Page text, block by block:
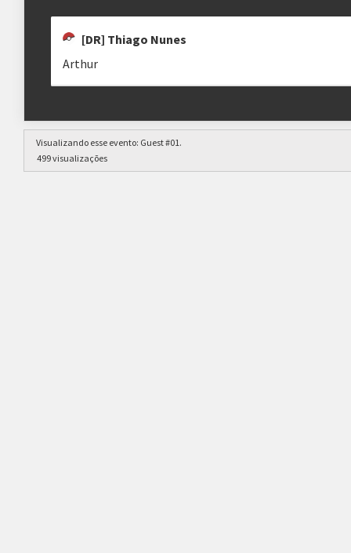
[DR] Thiago Nunes
Arthur
Visualizando esse evento: Guest #01.
499 visualizações